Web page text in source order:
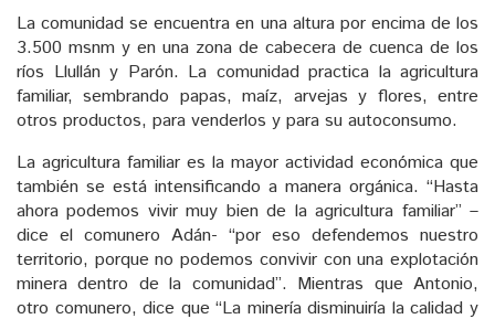
La comunidad se encuentra en una altura por encima de los
3.500 msnm y en una zona de cabecera de cuenca de los
ríos Llullán y Parón. La comunidad practica la agricultura
familiar, sembrando papas, maíz, arvejas y flores, entre
otros productos, para venderlos y para su autoconsumo.
La agricultura familiar es la mayor actividad económica que
también se está intensificando a manera orgánica. “Hasta
ahora podemos vivir muy bien de la agricultura familiar” –
dice el comunero Adán- “por eso defendemos nuestro
territorio, porque no podemos convivir con una explotación
minera dentro de la comunidad”. Mientras que Antonio,
otro comunero, dice que “La minería disminuiría la calidad y